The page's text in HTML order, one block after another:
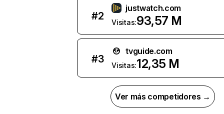
#2
justwatch.com
Visitas:93,57 M
#3
tvguide.com
Visitas:12,35 M
Ver más competidores →